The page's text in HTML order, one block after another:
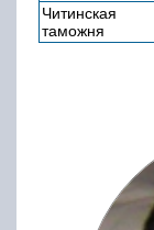
Читинская
таможня